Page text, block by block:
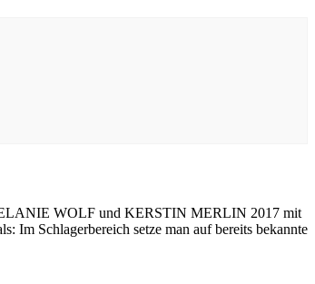
WOLF und KERSTIN MERLIN 2017 mit
Im Schlagerbereich setze man auf bereits bekannte